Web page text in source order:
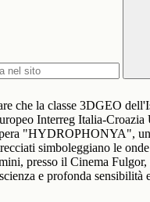
che la classe 3DGEO
Interreg Italia-
"HYDROPHONYA", un
simboleggiano le
presso il Cinema
e profonda sensibilità